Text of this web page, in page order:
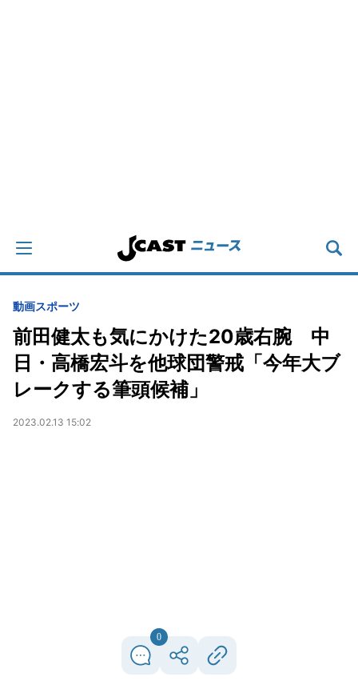
動画スポーツ
前田健太も気にかけた20歳右腕 中
日・高橋宏斗を他球団警戒「今年大ブ
レークする筆頭候補」
2023.02.13 15:02
0